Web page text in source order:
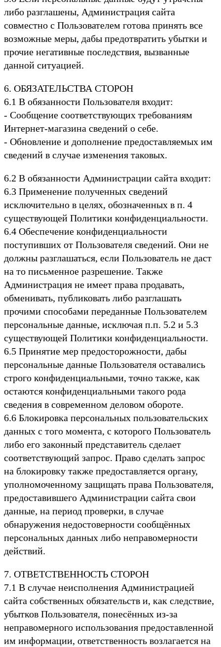
либо разглашены, Администрация сайта
совместно с Пользователем готова принять все
возможные меры, дабы предотвратить убытки и
прочие негативные последствия, вызванные
данной ситуацией.
6. ОБЯЗАТЕЛЬСТВА СТОРОН
6.1 В обязанности Пользователя входит:
- Сообщение соответствующих требованиям
Интернет-магазина сведений о себе.
- Обновление и дополнение предоставляемых им
сведений в случае изменения таковых.
6.2 В обязанности Администрации сайта входит:
6.3 Применение полученных сведений
исключительно в целях, обозначенных в п. 4
существующей Политики конфиденциальности.
6.4 Обеспечение конфиденциальности
поступивших от Пользователя сведений. Они не
должны разглашаться, если Пользователь не даст
на то письменное разрешение. Также
Администрация не имеет права продавать,
обменивать, публиковать либо разглашать
прочими способами переданные Пользователем
персональные данные, исключая п.п. 5.2 и 5.3
существующей Политики конфиденциальности.
6.5 Принятие мер предосторожности, дабы
персональные данные Пользователя оставались
строго конфиденциальными, точно также, как
остаются конфиденциальными такого рода
сведения в современном деловом обороте.
6.6 Блокировка персональных пользовательских
данных с того момента, с которого Пользователь
либо его законный представитель сделает
соответствующий запрос. Право сделать запрос
на блокировку также предоставляется органу,
уполномоченному защищать права Пользователя,
предоставившего Администрации сайта свои
данные, на период проверки, в случае
обнаружения недостоверности сообщённых
персональных данных либо неправомерности
действий.
7. ОТВЕТСТВЕННОСТЬ СТОРОН
7.1 В случае неисполнения Администрацией
сайта собственных обязательств и, как следствие,
убытков Пользователя, понесённых из-за
неправомерного использования предоставленной
им информации, ответственность возлагается на